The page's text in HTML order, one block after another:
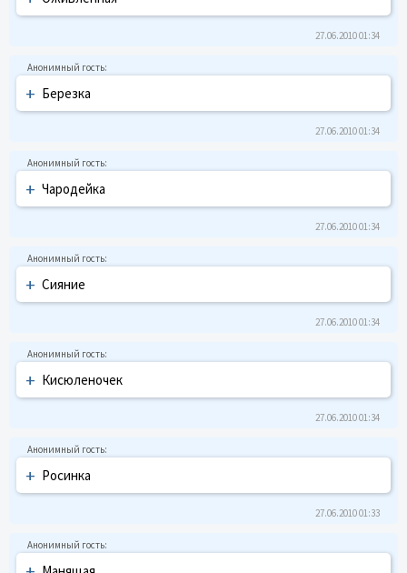
27.06.2010 01:34
+ Беpезка
27.06.2010 01:34
+ Чаpодейка
27.06.2010 01:34
+ Сияние
27.06.2010 01:34
+ Кисюленочек
27.06.2010 01:34
+ Росинка
27.06.2010 01:33